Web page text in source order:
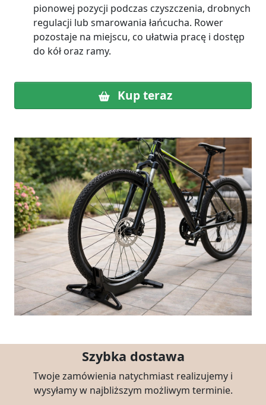
pionowej pozycji podczas czyszczenia, drobnych
regulacji lub smarowania łańcucha. Rower
pozostaje na miejscu, co ułatwia pracę i dostęp
do kół oraz ramy.
Kup teraz
Szybka dostawa
Twoje zamówienia natychmiast realizujemy i
wysyłamy w najbliższym możliwym terminie.